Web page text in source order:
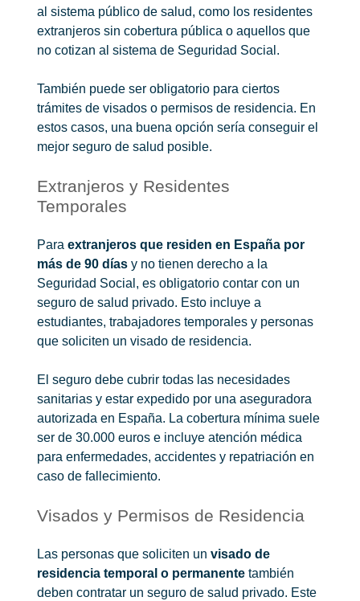
al sistema público de salud, como los residentes
extranjeros sin cobertura pública o aquellos que
no cotizan al sistema de Seguridad Social.
También puede ser obligatorio para ciertos
trámites de visados o permisos de residencia. En
estos casos, una buena opción sería conseguir el
mejor seguro de salud posible.
Extranjeros y Residentes
Temporales
Para extranjeros que residen en España por
más de 90 días y no tienen derecho a la
Seguridad Social, es obligatorio contar con un
seguro de salud privado. Esto incluye a
estudiantes, trabajadores temporales y personas
que soliciten un visado de residencia.
El seguro debe cubrir todas las necesidades
sanitarias y estar expedido por una aseguradora
autorizada en España. La cobertura mínima suele
ser de 30.000 euros e incluye atención médica
para enfermedades, accidentes y repatriación en
caso de fallecimiento.
Visados y Permisos de Residencia
Las personas que soliciten un visado de
residencia temporal o permanente también
deben contratar un seguro de salud privado. Este